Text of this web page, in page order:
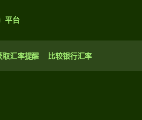
平台
取汇率提醒 比较银行汇率